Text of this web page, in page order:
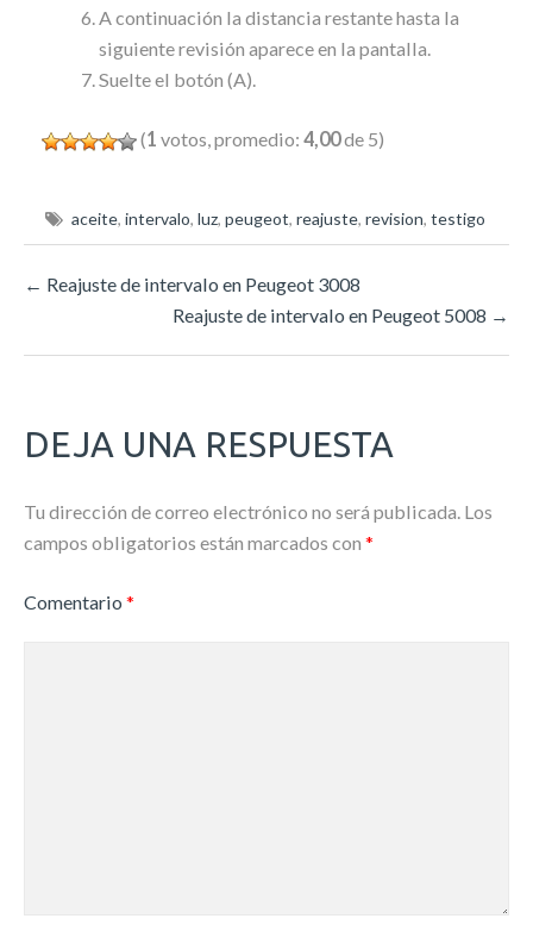
A continuación la distancia restante hasta la
siguiente revisión aparece en la pantalla.
Suelte el botón (A).
(1 votos, promedio: 4,00de 5)
aceite, intervalo, luz, peugeot, reajuste, revision, testigo
← Reajuste de intervalo en Peugeot 3008
Reajuste de intervalo en Peugeot 5008 →
DEJA UNA RESPUESTA
Tu dirección de correo electrónico no será publicada. Los
campos obligatorios están marcados con *
Comentario *